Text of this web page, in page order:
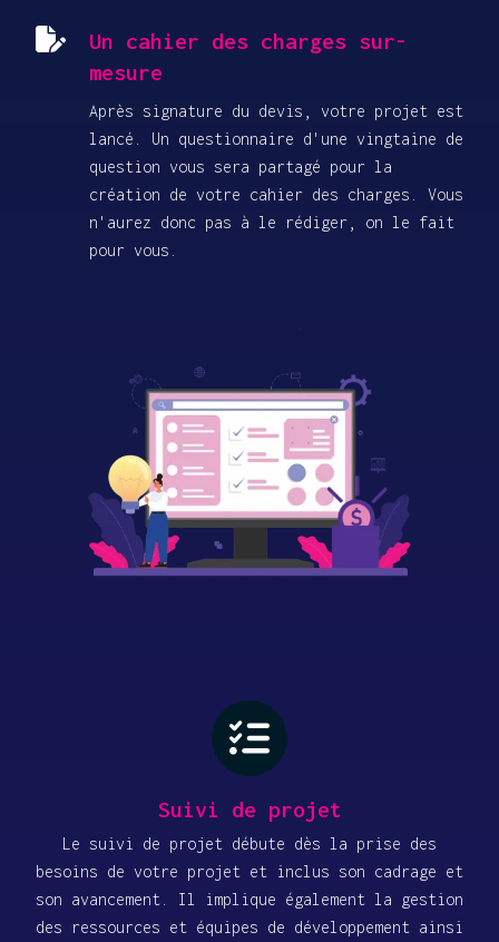
Un cahier des charges sur-
mesure
Après signature du devis, votre projet est
lancé. Un questionnaire d'une vingtaine de
question vous sera partagé pour la
création de votre cahier des charges. Vous
n'aurez donc pas à le rédiger, on le fait
pour vous.
Suivi de projet
Le suivi de projet débute dès la prise des
besoins de votre projet et inclus son cadrage et
son avancement. Il implique également la gestion
des ressources et équipes de développement ainsi